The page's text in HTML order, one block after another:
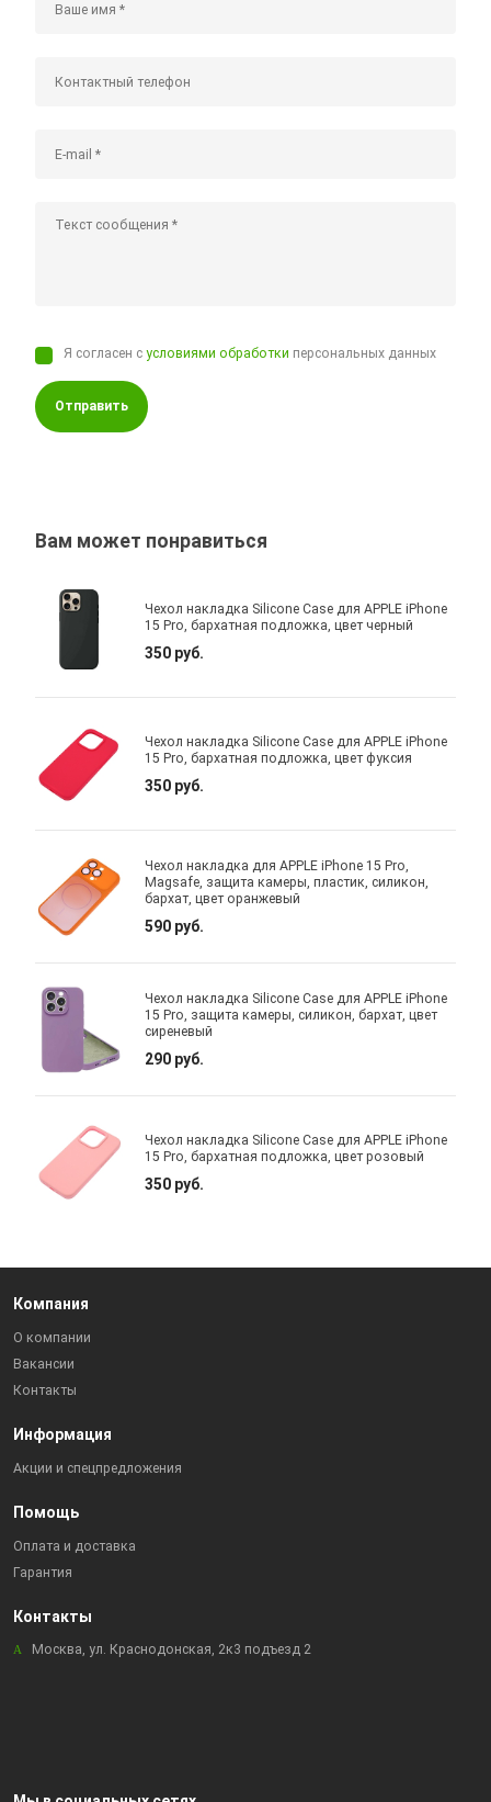
Я согласен сусловиями обработки персональных данных
Отправить
Вам может понравиться
Чехол накладка Silicone Case для APPLE iPhone
15 Pro, бархатная подложка, цвет черный
350 руб.
Чехол накладка Silicone Case для APPLE iPhone
15 Pro, бархатная подложка, цвет фуксия
350 руб.
Чехол накладка для APPLE iPhone 15 Pro,
Magsafe, защита камеры, пластик, силикон,
бархат, цвет оранжевый
590 руб.
Чехол накладка Silicone Case для APPLE iPhone
15 Pro, защита камеры, силикон, бархат, цвет
сиреневый
290 руб.
Чехол накладка Silicone Case для APPLE iPhone
15 Pro, бархатная подложка, цвет розовый
350 руб.
Компания
О компании
Вакансии
Контакты
Информация
Акции и спецпредложения
Помощь
Оплата и доставка
Гарантия
Контакты
Москва, ул. Краснодонская, 2к3 подъезд 2